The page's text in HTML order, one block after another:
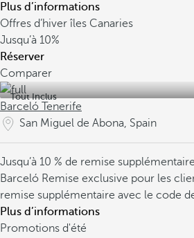
Plus d’informations
Offres d’hiver îles Canaries
Jusqu’à 10%
Réserver
Comparer
Tout Inclus
Barceló Tenerife
San Miguel de Abona, Spain
Jusqu’à 10 % de remise
Barceló Remise exclusive pour les
remise supplémentaire avec le code
Plus d’informations
Promotions d'été